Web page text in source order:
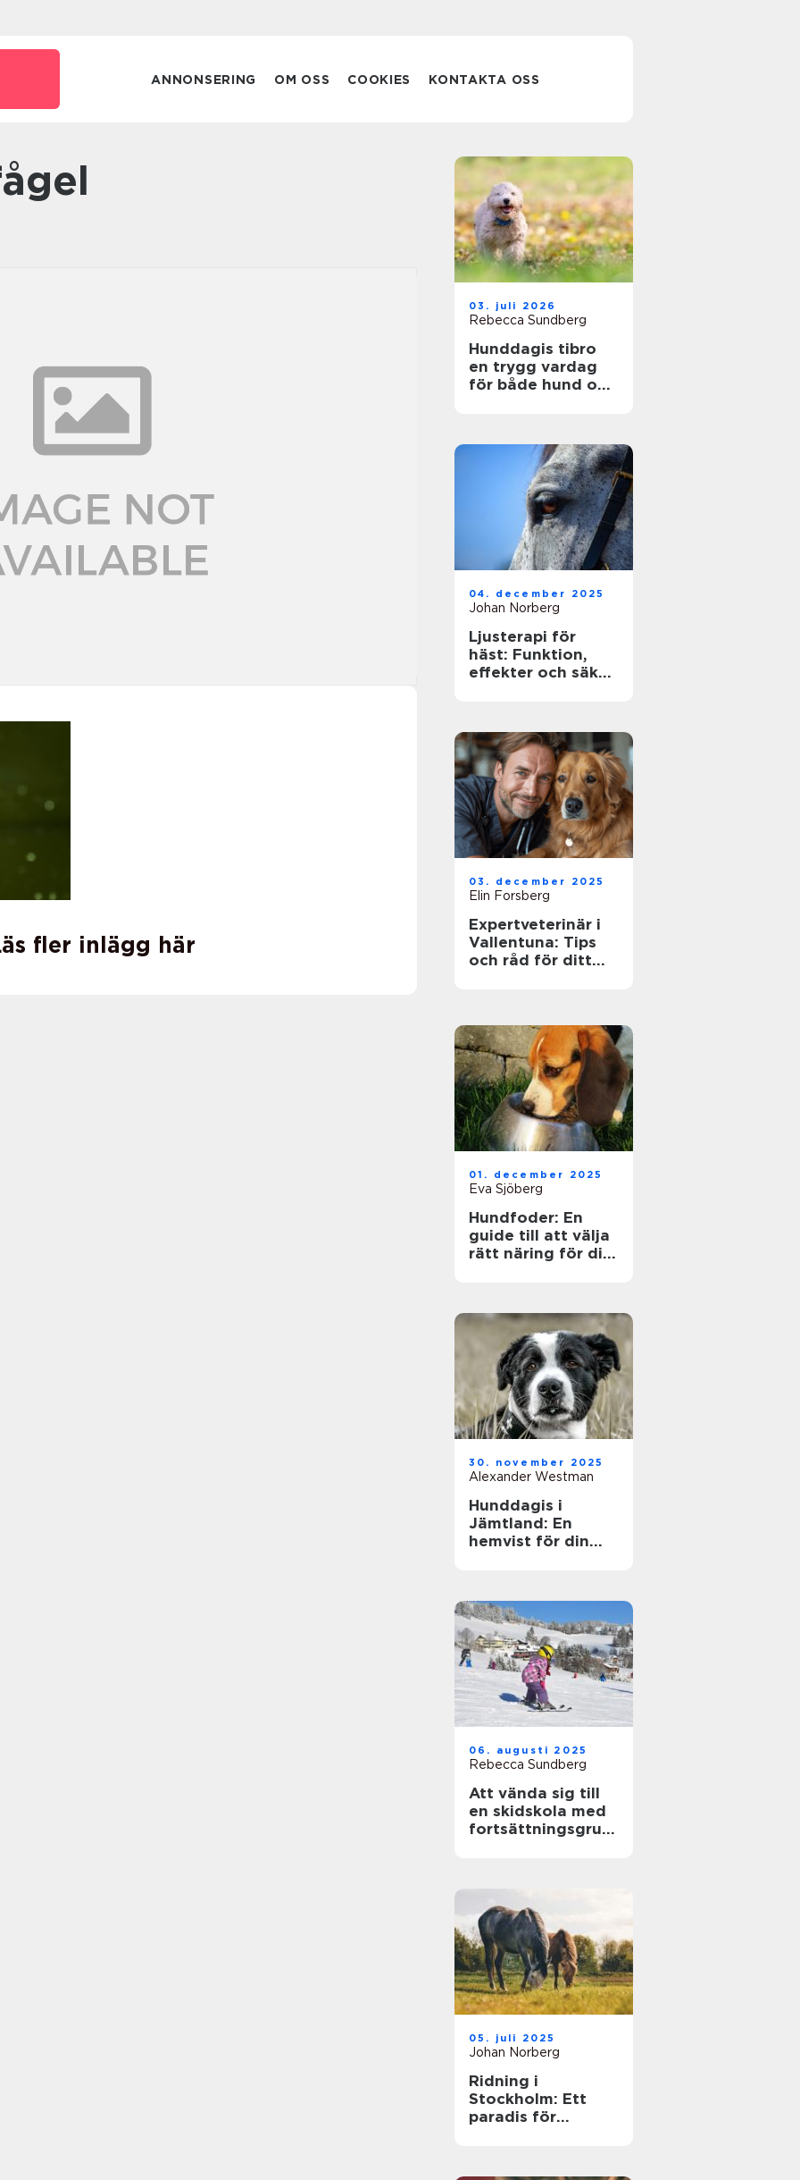
ANNONSERING OM OSS COOKIES KONTAKTA OSS
fler inlägg här
03. juli 2026
Rebecca Sundberg
Hunddagis tibro
en trygg vardag
för både hund och
04. december 2025
Johan Norberg
Ljusterapi för
häst: Funktion,
effekter och säker
03. december 2025
Elin Forsberg
Expertveterinär i
Vallentuna: Tips
och råd för ditt
01. december 2025
Eva Sjöberg
Hundfoder: En
guide till att välja
rätt näring för din
30. november 2025
Alexander Westman
Hunddagis i
Jämtland: En
hemvist för din
06. augusti 2025
Rebecca Sundberg
Att vända sig till
en skidskola med
fortsättningsgrup
05. juli 2025
Johan Norberg
Ridning i
Stockholm: Ett
paradis för